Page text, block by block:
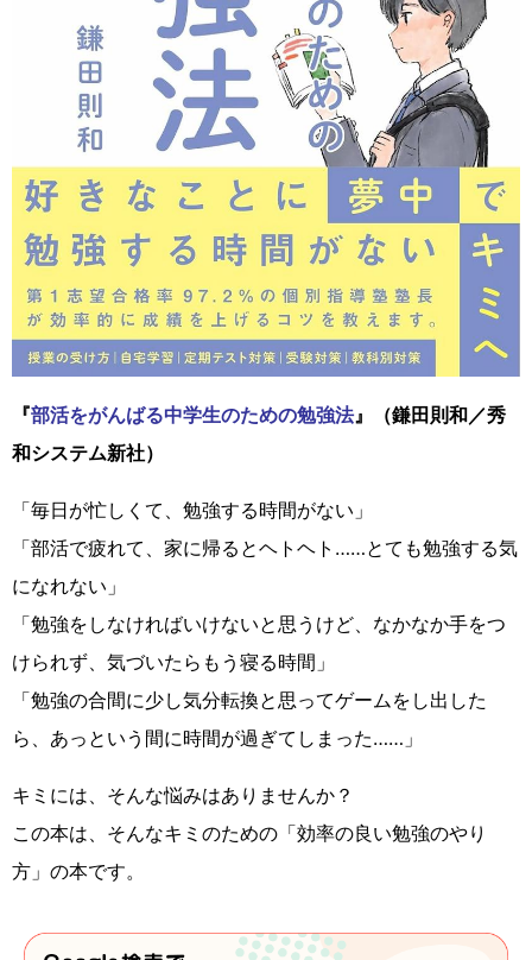
『部活をがんばる中学生のための勉強法』（鎌田則和／秀
和システム新社）
「毎日が忙しくて、勉強する時間がない」
「部活で疲れて、家に帰るとヘトヘト……とても勉強する気
になれない」
「勉強をしなければいけないと思うけど、なかなか手をつ
けられず、気づいたらもう寝る時間」
「勉強の合間に少し気分転換と思ってゲームをし出した
ら、あっという間に時間が過ぎてしまった……」
キミには、そんな悩みはありませんか？
この本は、そんなキミのための「効率の良い勉強のやり
方」の本です。